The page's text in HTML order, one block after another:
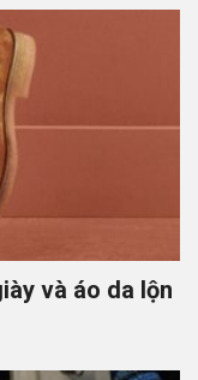
và áo da lộn